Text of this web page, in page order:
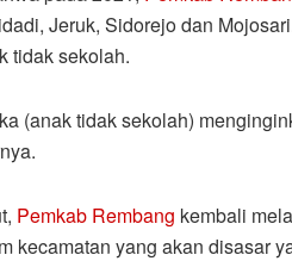
Jeruk, Sidorejo dan
tidak sekolah.
(anak tidak sekolah)
Pemkab Rembang kembali
kecamatan yang akan disasar